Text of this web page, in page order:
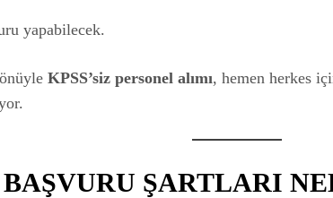
yapabilecek.
KPSS’siz personel alımı, hemen herkes
ŞARTLARI